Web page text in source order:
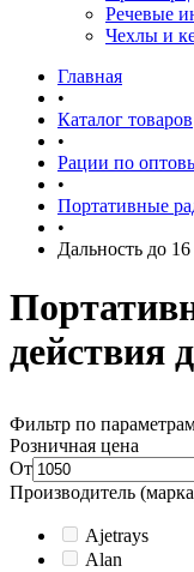
Речевые
Чехлы и
Главная
•
Каталог товаров
•
Рации по
•
Портативные
•
Дальность до
действия
Фильтр по
Розничная цена
От
Производитель
Ajetrays
Alan